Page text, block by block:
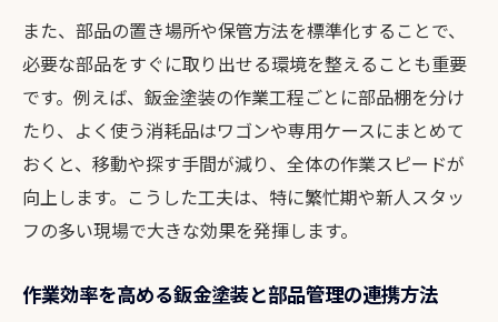
また、部品の置き場所や保管方法を標準化することで、
必要な部品をすぐに取り出せる環境を整えることも重要
です。例えば、鈑金塗装の作業工程ごとに部品棚を分け
たり、よく使う消耗品はワゴンや専用ケースにまとめて
おくと、移動や探す手間が減り、全体の作業スピードが
向上します。こうした工夫は、特に繁忙期や新人スタッ
フの多い現場で大きな効果を発揮します。
作業効率を高める鈑金塗装と部品管理の連携方法